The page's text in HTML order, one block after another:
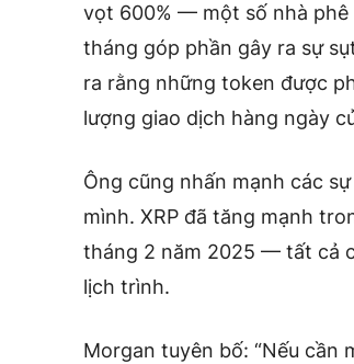
vọt 600% — một số nhà phê
tháng góp phần gây ra sự
ra rằng những token được
lượng giao dịch hàng ngày
Ông cũng nhấn mạnh các
mình. XRP đã tăng mạnh
tháng 2 năm 2025 — tất cả
lịch trình.
Morgan tuyên bố: “Nếu cần